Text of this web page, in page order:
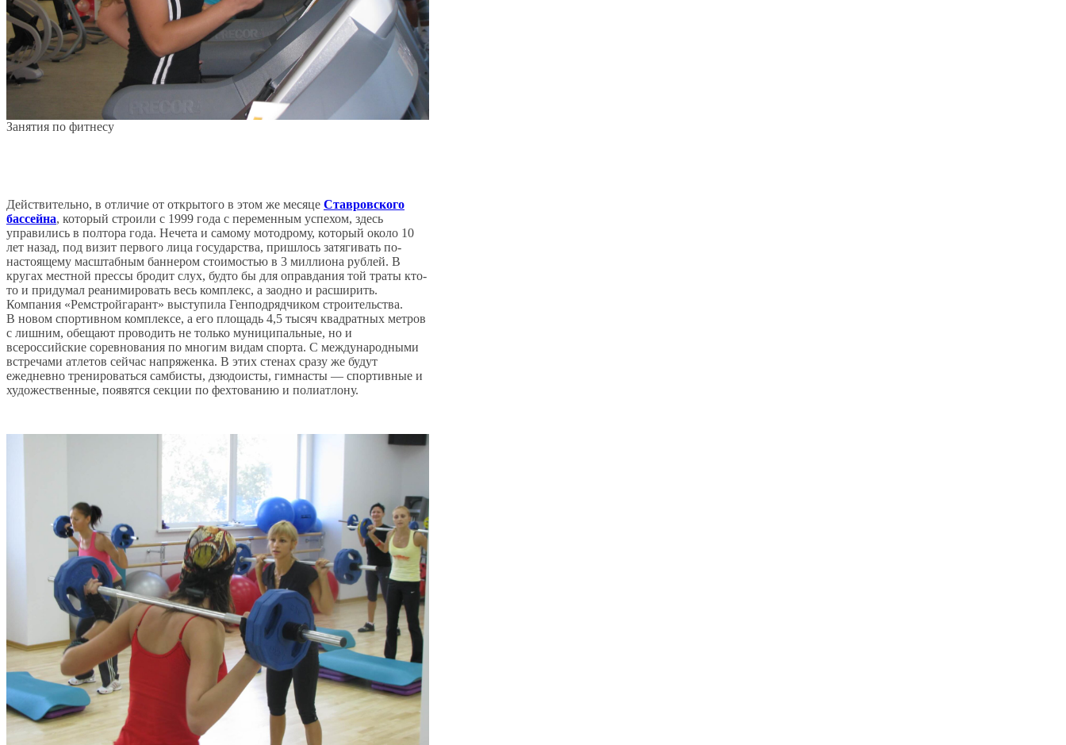
Занятия по фитнесу
Действительно, в отличие от открытого в этом же месяце Ставровского
бассейна, который строили с 1999 года с переменным успехом, здесь
управились в полтора года. Нечета и самому мотодрому, который около 10
лет назад, под визит первого лица государства, пришлось затягивать по-
настоящему масштабным баннером стоимостью в 3 миллиона рублей. В
кругах местной прессы бродит слух, будто бы для оправдания той траты кто-
то и придумал реанимировать весь комплекс, а заодно и расширить.
Компания «Ремстройгарант» выступила Генподрядчиком строительства.
В новом спортивном комплексе, а его площадь 4,5 тысяч квадратных метров
с лишним, обещают проводить не только муниципальные, но и
всероссийские соревнования по многим видам спорта. С международными
встречами атлетов сейчас напряженка. В этих стенах сразу же будут
ежедневно тренироваться самбисты, дзюдоисты, гимнасты — спортивные и
художественные, появятся секции по фехтованию и полиатлону.